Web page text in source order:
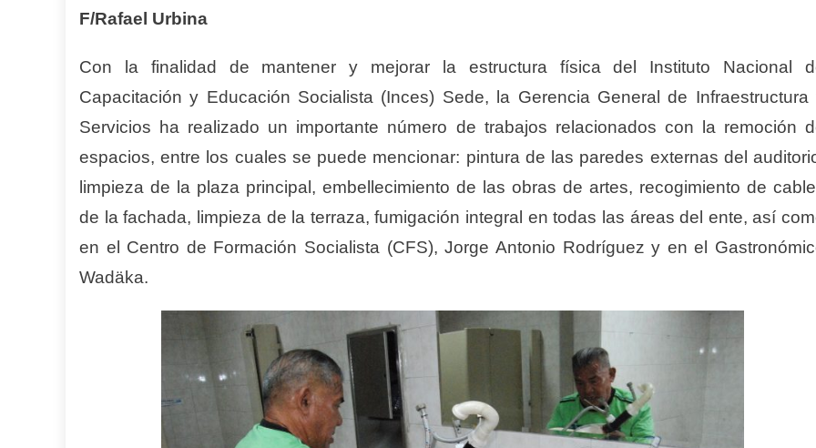
F/Rafael Urbina
Con la finalidad de mantener y mejorar la estructura física del Instituto Nacional
Capacitación y Educación Socialista (Inces) Sede, la Gerencia General de Infraestructura
Servicios ha realizado un importante número de trabajos relacionados con la remoción
espacios, entre los cuales se puede mencionar: pintura de las paredes externas del
limpieza de la plaza principal, embellecimiento de las obras de artes, recogimiento de
de la fachada, limpieza de la terraza, fumigación integral en todas las áreas del ente, así
en el Centro de Formación Socialista (CFS), Jorge Antonio Rodríguez y en el
Wadäka.